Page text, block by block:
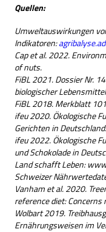
Quellen:
Umweltauswirkungen
Indikatoren:
Cap et al. 2022.
of nuts.
FiBL 2021. Dossier Nr.
biologischer
FiBL 2018. Merkblatt
ifeu 2020. Ökologische
Gerichten in Deutschland.
ifeu 2022. Ökologische
und Schokolade in
Land schafft Leben:
Schweizer
Vanham et al. 2020.
reference diet:
Wolbart 2019.
Ernährungsweisen im